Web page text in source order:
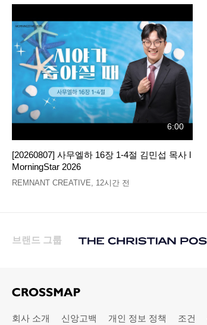
6:00
[20260807] 사무엘하 16장 1-4절 김민섭 목사 l
MorningStar 2026
REMNANT CREATIVE 12시간 전
브랜드 그룹
회사 소개 신앙고백 개인 정보 정책 조건